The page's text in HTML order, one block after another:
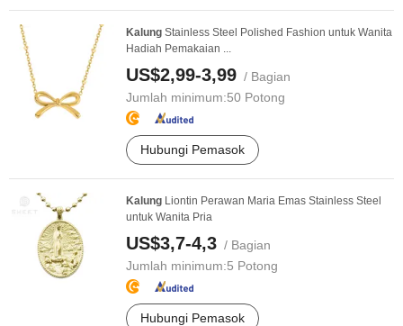
Kalung Stainless Steel Polished Fashion untuk Wanita
Hadiah Pemakaian ...
US$2,99-3,99 / Bagian
Jumlah minimum:50 Potong
Hubungi Pemasok
Kalung Liontin Perawan Maria Emas Stainless Steel
untuk Wanita Pria
US$3,7-4,3 / Bagian
Jumlah minimum:5 Potong
Hubungi Pemasok